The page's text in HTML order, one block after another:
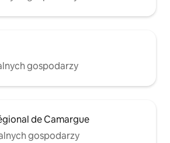
gospodarzy
de Camargue
gospodarzy